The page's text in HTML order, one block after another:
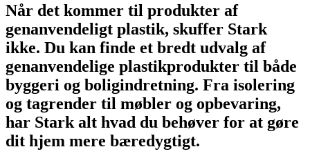
Når det kommer til produkter af
genanvendeligt plastik, skuffer Stark
ikke. Du kan finde et bredt udvalg af
genanvendelige plastikprodukter til både
byggeri og boligindretning. Fra isolering
og tagrender til møbler og opbevaring,
har Stark alt hvad du behøver for at gøre
dit hjem mere bæredygtigt.